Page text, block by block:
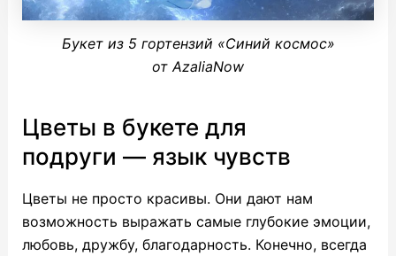
Букет из 5 гортензий «Синий космос»
от AzaliaNow
Цветы в букете для
подруги — язык чувств
Цветы не просто красивы. Они дают нам
возможность выражать самые глубокие эмоции,
любовь, дружбу, благодарность. Конечно, всегда